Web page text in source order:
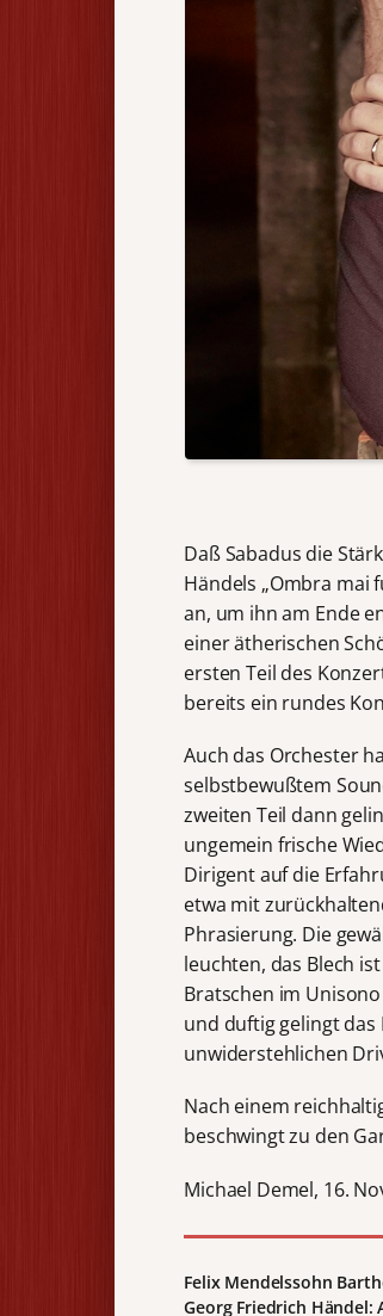
Daß Sabadus die
Händels „Ombra mai
an, um ihn am Ende
einer ätherischen
ersten Teil des
bereits ein rundes
Auch das Orchester
selbstbewußtem
zweiten Teil dann
ungemein frische
Dirigent auf die
etwa mit
Phrasierung. Die
leuchten, das Blech
Bratschen im
und duftig gelingt
unwiderstehlichen
Nach einem
beschwingt zu den
Michael Demel, 16.
Felix Mendelssohn
Georg Friedrich Händel: